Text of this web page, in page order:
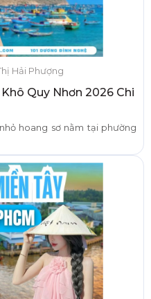
Hải Phượng
Quy Nhơn 2026 Chi
hoang sơ nằm tại phường